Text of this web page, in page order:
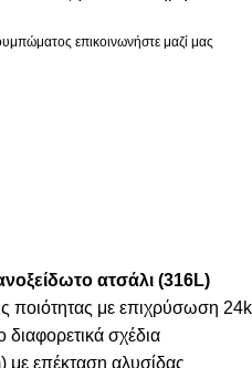
επικοινωνήστε μαζί μας
ατσάλι (316L)
ποιότητας με επιχρύσωση 24k
διαφορετικά σχέδια
με επέκταση αλυσίδας